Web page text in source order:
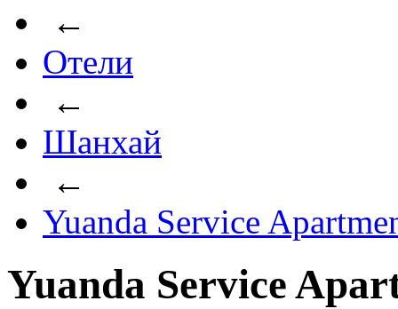
←
Отели
←
Шанхай
←
Yuanda Service
Yuanda Service